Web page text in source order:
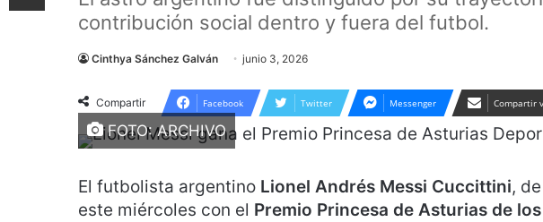
contribución social dentro y fuera del futbol.
Cinthya Sánchez Galván junio 3, 2026
Compartir Facebook Twitter Messenger Compartir
FOTO: ARCHIVO
El futbolista argentino Lionel Andrés Messi Cuccittini,
este miércoles con el Premio Princesa de Asturias de